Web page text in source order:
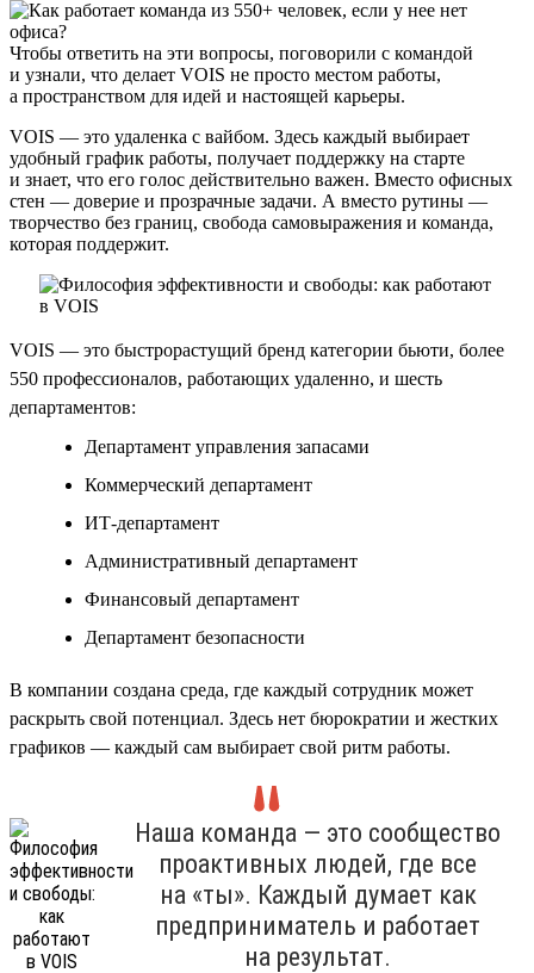
Чтобы ответить на эти вопросы, поговорили с командой
и узнали, что делает VOIS не просто местом работы,
а пространством для идей и настоящей карьеры.
VOIS — это удаленка с вайбом. Здесь каждый выбирает
удобный график работы, получает поддержку на старте
и знает, что его голос действительно важен. Вместо офисных
стен — доверие и прозрачные задачи. А вместо рутины —
творчество без границ, свобода самовыражения и команда,
которая поддержит.
VOIS — это быстрорастущий бренд категории бьюти, более
550 профессионалов, работающих удаленно, и шесть
департаментов:
Департамент управления запасами
Коммерческий департамент
ИТ-департамент
Административный департамент
Финансовый департамент
Департамент безопасности
В компании создана среда, где каждый сотрудник может
раскрыть свой потенциал. Здесь нет бюрократии и жестких
графиков — каждый сам выбирает свой ритм работы.
Наша команда — это сообщество
проактивных людей, где все
на «ты». Каждый думает как
предприниматель и работает
на результат.